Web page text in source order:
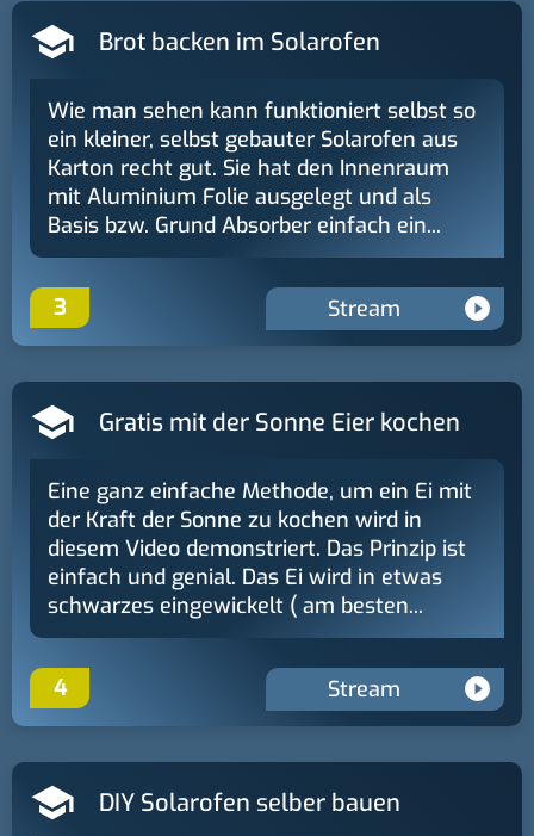
Brot backen im Solarofen
Wie man sehen kann funktioniert selbst so
ein kleiner, selbst gebauter Solarofen aus
Karton recht gut. Sie hat den Innenraum
mit Aluminium Folie ausgelegt und als
Basis bzw. Grund Absorber einfach ein...
3 Stream
Gratis mit der Sonne Eier kochen
Eine ganz einfache Methode, um ein Ei mit
der Kraft der Sonne zu kochen wird in
diesem Video demonstriert. Das Prinzip ist
einfach und genial. Das Ei wird in etwas
schwarzes eingewickelt ( am besten...
4 Stream
DIY Solarofen selber bauen